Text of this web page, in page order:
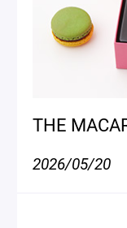
THE
2026/05/20